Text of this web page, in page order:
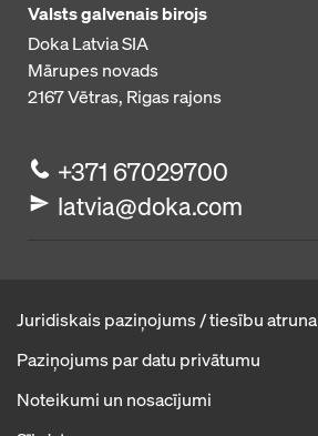
Valsts galvenais birojs
Doka Latvia SIA
Mārupes novads
2167Vētras, Rigas rajons
+371 67029700
latvia@doka.com
Juridiskais paziņojums / tiesību atruna
Paziņojums par datu privātumu
Noteikumi un nosacījumi